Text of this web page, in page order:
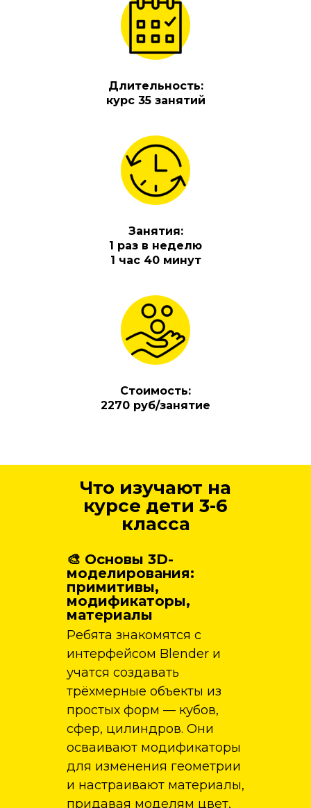
Длительность:
курс 35 занятий
Занятия:
1 раз в неделю
1 час 40 минут
Стоимость:
2270 руб/занятие
Что изучают на
курсе дети 3-6
класса
🎨 Основы 3D-
моделирования:
примитивы,
модификаторы,
материалы
Ребята знакомятся с
интерфейсом Blender и
учатся создавать
трёхмерные объекты из
простых форм — кубов,
сфер, цилиндров. Они
осваивают модификаторы
для изменения геометрии
и настраивают материалы,
придавая моделям цвет,